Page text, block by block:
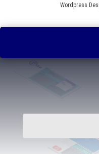
Wordpress